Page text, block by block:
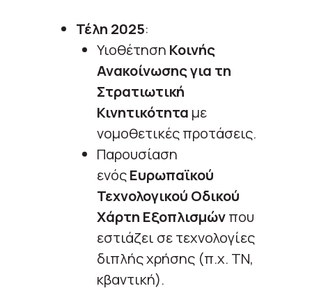
Τέλη 2025:
Υιοθέτηση Κοινής
Ανακοίνωσης για τη
Στρατιωτική
Κινητικότητα με
νομοθετικές προτάσεις.
Παρουσίαση
ενόςΕυρωπαϊκού
Τεχνολογικού Οδικού
Χάρτη Εξοπλισμώνπου
εστιάζει σε τεχνολογίες
διπλής χρήσης (π.χ. ΤΝ,
κβαντική).